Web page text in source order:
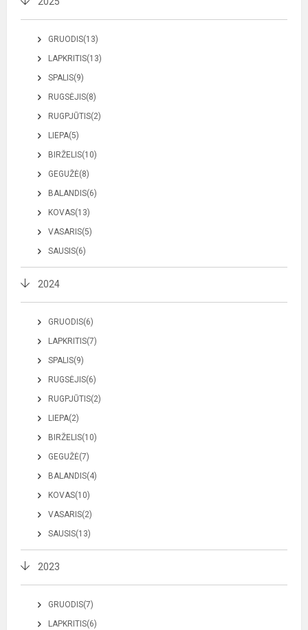
GRUODIS(13)
LAPKRITIS(13)
SPALIS(9)
RUGSĖJIS(8)
RUGPJŪTIS(2)
LIEPA(5)
BIRŽELIS(10)
GEGUŽĖ(8)
BALANDIS(6)
KOVAS(13)
VASARIS(5)
SAUSIS(6)
2024
GRUODIS(6)
LAPKRITIS(7)
SPALIS(9)
RUGSĖJIS(6)
RUGPJŪTIS(2)
LIEPA(2)
BIRŽELIS(10)
GEGUŽĖ(7)
BALANDIS(4)
KOVAS(10)
VASARIS(2)
SAUSIS(13)
2023
GRUODIS(7)
LAPKRITIS(6)